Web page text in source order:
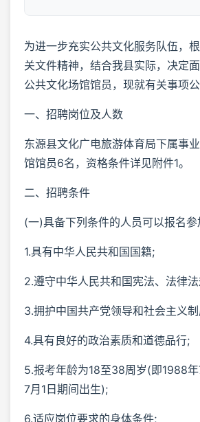
为进一步充实公共文化服务队伍，
关文件精神，结合我县实际，决定
公共文化场馆馆员，现就有关事项公
一、招聘岗位及人数
东源县文化广电旅游体育局下属事
馆馆员6名，资格条件详见附件1。
二、招聘条件
(一)具备下列条件的人员可以报名参
1.具有中华人民共和国国籍;
2.遵守中华人民共和国宪法、法律
3.拥护中国共产党领导和社会主义
4.具有良好的政治素质和道德品行;
5.报考年龄为18至38周岁(即1988
7月1日期间出生);
6.适应岗位要求的身体条件;